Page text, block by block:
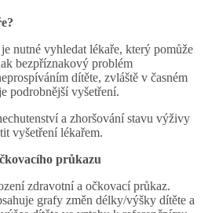
nutné vyhledat lékaře, který pomůže
bezpříznakový problém
dítěte, zvláště v časném
podrobnější vyšetření.
a zhoršování stavu výživy
vyšetření lékařem.
průkazu
zdravotní a očkovací průkaz.
grafy změn délky/výšky dítěte a